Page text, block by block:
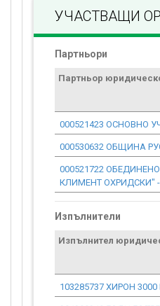
УЧАСТВАЩИ
Партньори
Партньор
000521423 ОСНОВНО
000530632 ОБЩИНА
000521722
КЛИМЕНТ ОХРИДСКИ"
Изпълнители
Изпълнител
103285737 ХИРОН